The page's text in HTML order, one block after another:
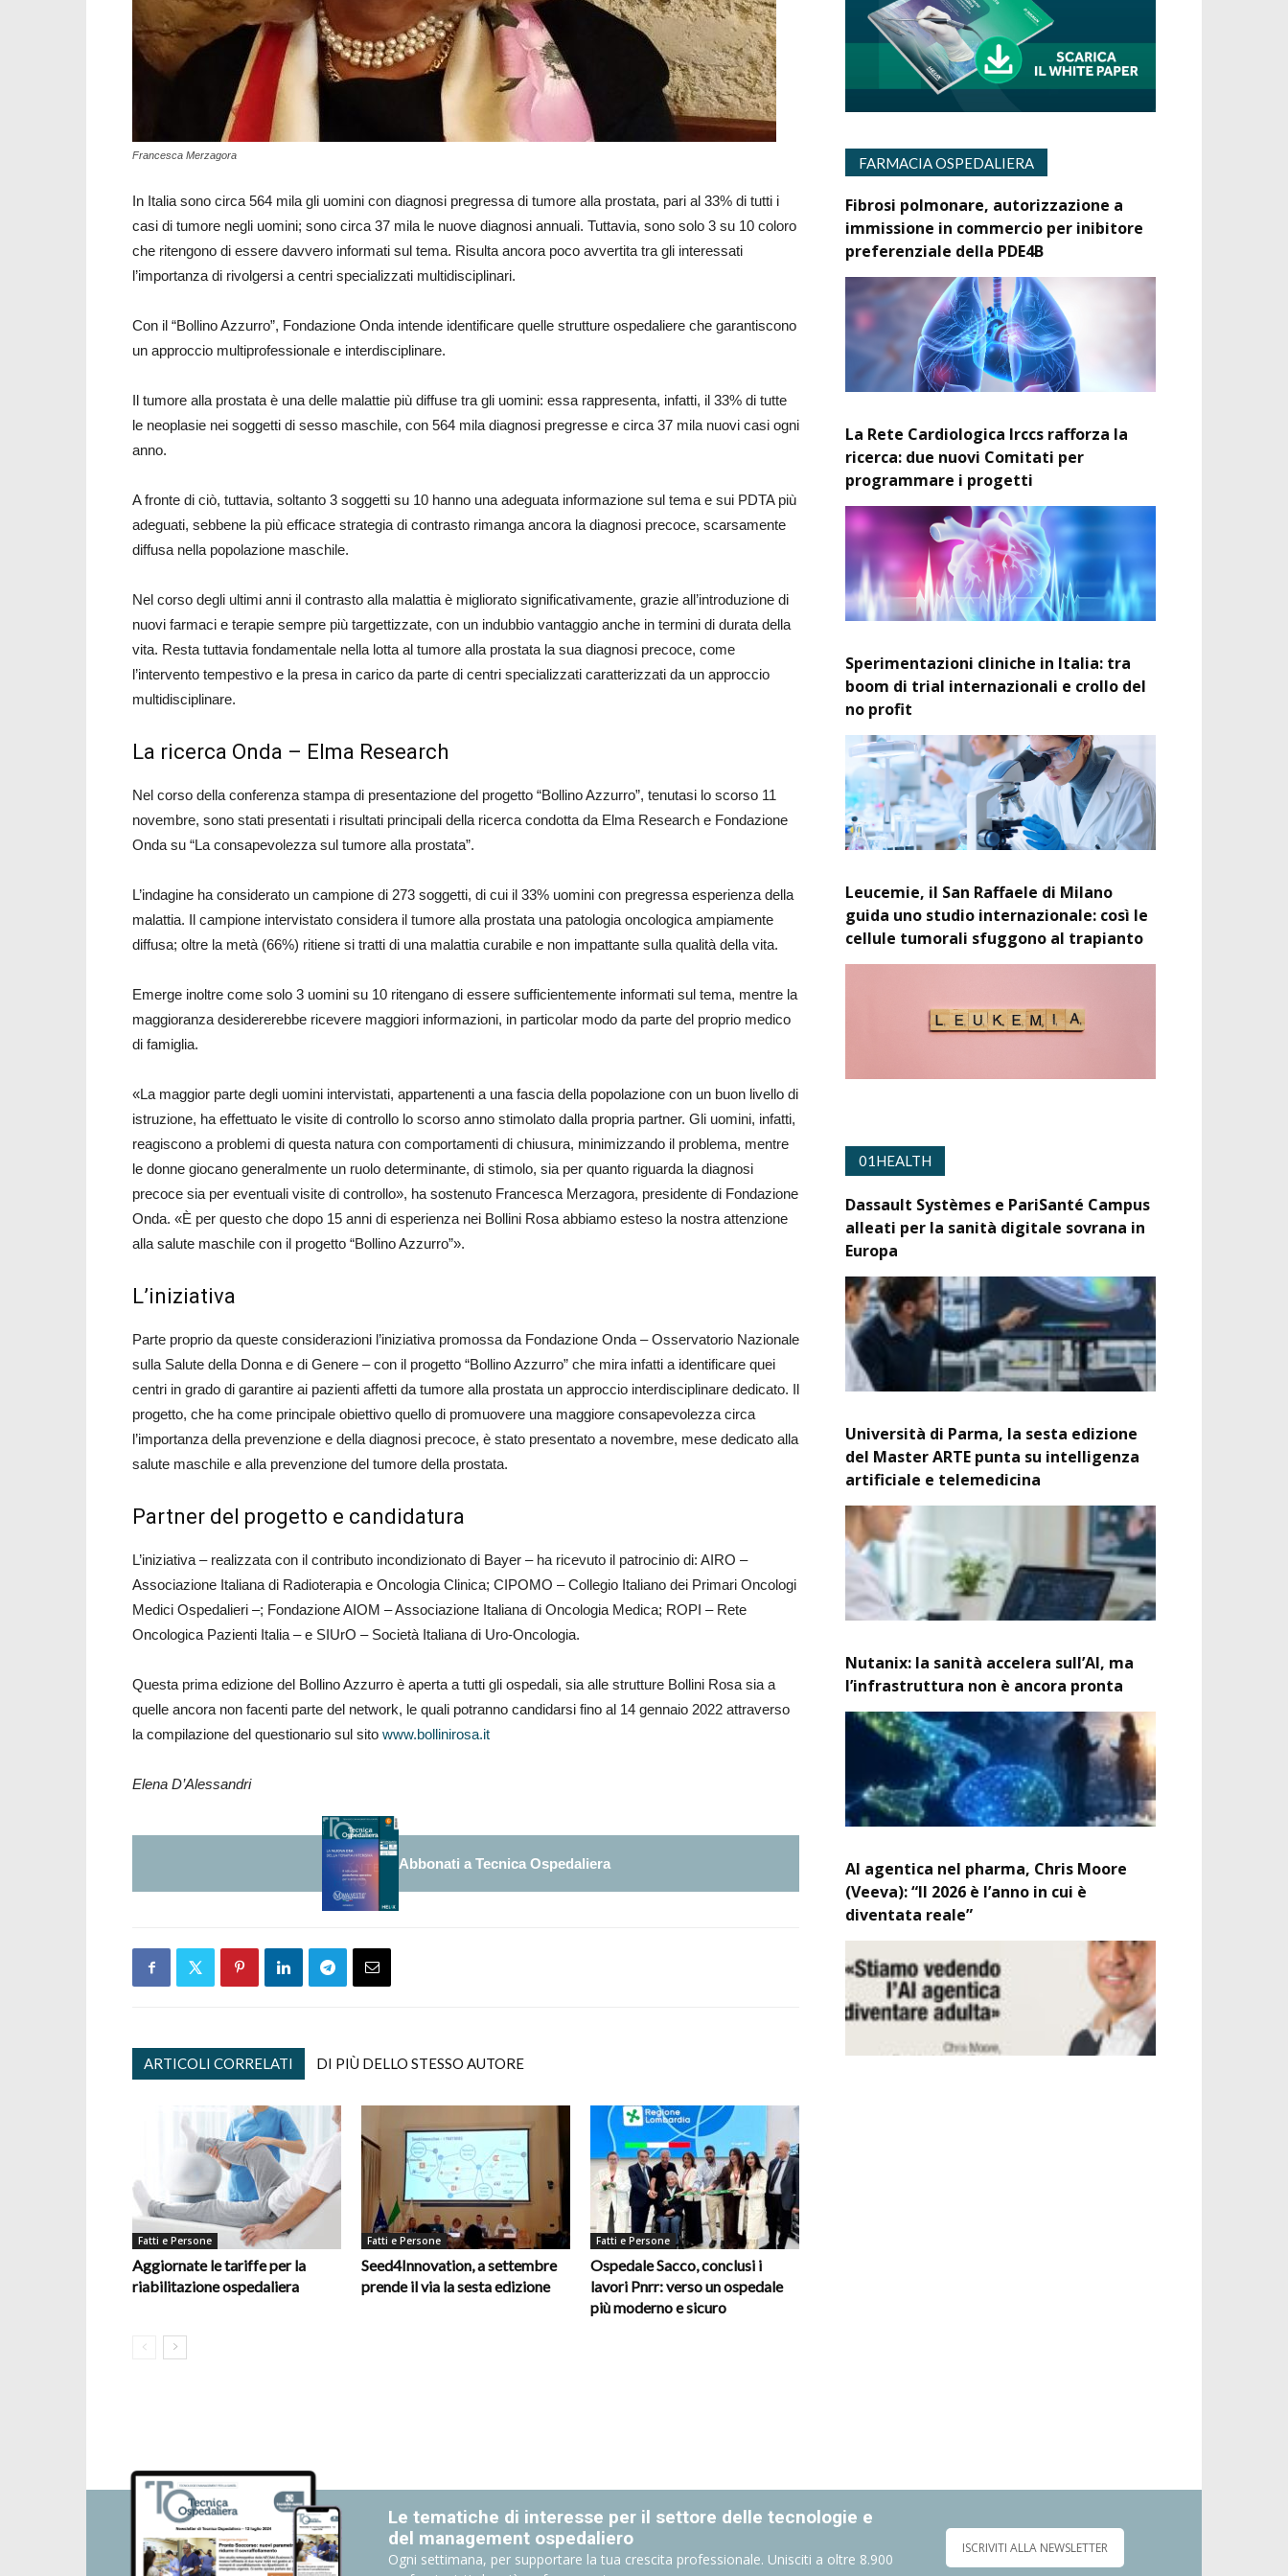
Francesca Merzagora
In Italia sono circa 564 mila gli uomini con diagnosi pregressa di tumore alla prostata, pari al 33% di tutti i
casi di tumore negli uomini; sono circa 37 mila le nuove diagnosi annuali. Tuttavia, sono solo 3 su 10 coloro
che ritengono di essere davvero informati sul tema. Risulta ancora poco avvertita tra gli interessati
l’importanza di rivolgersi a centri specializzati multidisciplinari.
Con il “Bollino Azzurro”, Fondazione Onda intende identificare quelle strutture ospedaliere che garantiscono
un approccio multiprofessionale e interdisciplinare.
Il tumore alla prostata è una delle malattie più diffuse tra gli uomini: essa rappresenta, infatti, il 33% di tutte
le neoplasie nei soggetti di sesso maschile, con 564 mila diagnosi pregresse e circa 37 mila nuovi casi ogni
anno.
A fronte di ciò, tuttavia, soltanto 3 soggetti su 10 hanno una adeguata informazione sul tema e sui PDTA più
adeguati, sebbene la più efficace strategia di contrasto rimanga ancora la diagnosi precoce, scarsamente
diffusa nella popolazione maschile.
Nel corso degli ultimi anni il contrasto alla malattia è migliorato significativamente, grazie all’introduzione di
nuovi farmaci e terapie sempre più targettizzate, con un indubbio vantaggio anche in termini di durata della
vita. Resta tuttavia fondamentale nella lotta al tumore alla prostata la sua diagnosi precoce, come
l’intervento tempestivo e la presa in carico da parte di centri specializzati caratterizzati da un approccio
multidisciplinare.
La ricerca Onda – Elma Research
Nel corso della conferenza stampa di presentazione del progetto “Bollino Azzurro”, tenutasi lo scorso 11
novembre, sono stati presentati i risultati principali della ricerca condotta da Elma Research e Fondazione
Onda su “La consapevolezza sul tumore alla prostata”.
L’indagine ha considerato un campione di 273 soggetti, di cui il 33% uomini con pregressa esperienza della
malattia. Il campione intervistato considera il tumore alla prostata una patologia oncologica ampiamente
diffusa; oltre la metà (66%) ritiene si tratti di una malattia curabile e non impattante sulla qualità della vita.
Emerge inoltre come solo 3 uomini su 10 ritengano di essere sufficientemente informati sul tema, mentre la
maggioranza desidererebbe ricevere maggiori informazioni, in particolar modo da parte del proprio medico
di famiglia.
«La maggior parte degli uomini intervistati, appartenenti a una fascia della popolazione con un buon livello di
istruzione, ha effettuato le visite di controllo lo scorso anno stimolato dalla propria partner. Gli uomini, infatti,
reagiscono a problemi di questa natura con comportamenti di chiusura, minimizzando il problema, mentre
le donne giocano generalmente un ruolo determinante, di stimolo, sia per quanto riguarda la diagnosi
precoce sia per eventuali visite di controllo», ha sostenuto Francesca Merzagora, presidente di Fondazione
Onda. «È per questo che dopo 15 anni di esperienza nei Bollini Rosa abbiamo esteso la nostra attenzione
alla salute maschile con il progetto “Bollino Azzurro”».
L’iniziativa
Parte proprio da queste considerazioni l’iniziativa promossa da Fondazione Onda – Osservatorio Nazionale
sulla Salute della Donna e di Genere – con il progetto “Bollino Azzurro” che mira infatti a identificare quei
centri in grado di garantire ai pazienti affetti da tumore alla prostata un approccio interdisciplinare dedicato. Il
progetto, che ha come principale obiettivo quello di promuovere una maggiore consapevolezza circa
l’importanza della prevenzione e della diagnosi precoce, è stato presentato a novembre, mese dedicato alla
salute maschile e alla prevenzione del tumore della prostata.
Partner del progetto e candidatura
L’iniziativa – realizzata con il contributo incondizionato di Bayer – ha ricevuto il patrocinio di: AIRO –
Associazione Italiana di Radioterapia e Oncologia Clinica; CIPOMO – Collegio Italiano dei Primari Oncologi
Medici Ospedalieri –; Fondazione AIOM – Associazione Italiana di Oncologia Medica; ROPI – Rete
Oncologica Pazienti Italia – e SIUrO – Società Italiana di Uro-Oncologia.
Questa prima edizione del Bollino Azzurro è aperta a tutti gli ospedali, sia alle strutture Bollini Rosa sia a
quelle ancora non facenti parte del network, le quali potranno candidarsi fino al 14 gennaio 2022 attraverso
la compilazione del questionario sul sito www.bollinirosa.it
Elena D’Alessandri
Abbonati a Tecnica Ospedaliera
ARTICOLI CORRELATI DI PIÙ DELLO STESSO AUTORE
Fatti e Persone
Aggiornate le tariffe per la
riabilitazione ospedaliera
Fatti e Persone
Seed4Innovation, a settembre
prende il via la sesta edizione
Fatti e Persone
Ospedale Sacco, conclusi i
lavori Pnrr: verso un ospedale
più moderno e sicuro
FARMACIA OSPEDALIERA
Fibrosi polmonare, autorizzazione a
immissione in commercio per inibitore
preferenziale della PDE4B
La Rete Cardiologica Irccs rafforza la
ricerca: due nuovi Comitati per
programmare i progetti
Sperimentazioni cliniche in Italia: tra
boom di trial internazionali e crollo del
no profit
Leucemie, il San Raffaele di Milano
guida uno studio internazionale: così le
cellule tumorali sfuggono al trapianto
01HEALTH
Dassault Systèmes e PariSanté Campus
alleati per la sanità digitale sovrana in
Europa
Università di Parma, la sesta edizione
del Master ARTE punta su intelligenza
artificiale e telemedicina
Nutanix: la sanità accelera sull’AI, ma
l’infrastruttura non è ancora pronta
AI agentica nel pharma, Chris Moore
(Veeva): “Il 2026 è l’anno in cui è
diventata reale”
Le tematiche di interesse per il settore delle tecnologie e
del management ospedaliero
Ogni settimana, per supportare la tua crescita professionale. Unisciti a oltre 8.900
ISCRIVITI ALLA NEWSLETTER